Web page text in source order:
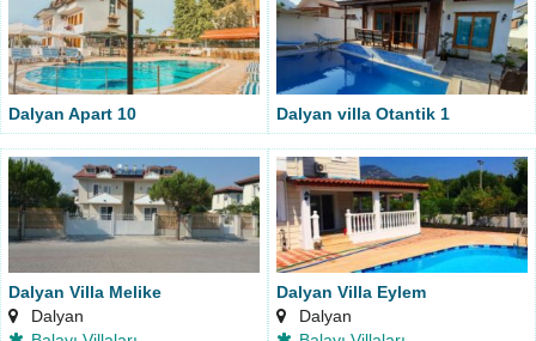
Dalyan Apart 10 Dalyan villa Otantik 1
Dalyan Villa Melike
Dalyan
Dalyan Villa Eylem
Dalyan